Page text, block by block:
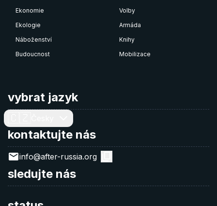
Ekonomie
Volby
Ekologie
Armáda
Náboženství
Knihy
Budoucnost
Mobilizace
vybrat jazyk
kontaktujte nás
info@after-russia.org
sledujte nás